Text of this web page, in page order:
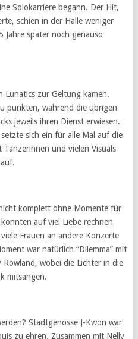
Solokarriere begann. Der Hit,
schien in der Halle weniger
später noch genauso
zur Geltung kamen.
punkten, während die übrigen
jeweils ihren Dienst erwiesen.
sich ein für alle Mal auf die
und vielen Visuals
komplett ohne Momente für
auf viel Liebe rechnen
Frauen an andere Konzerte
war natürlich “Dilemma” mit
wobei die Lichter in die
mitsangen.
Stadtgenosse J-Kwon war
zu ehren. Zusammen mit Nelly